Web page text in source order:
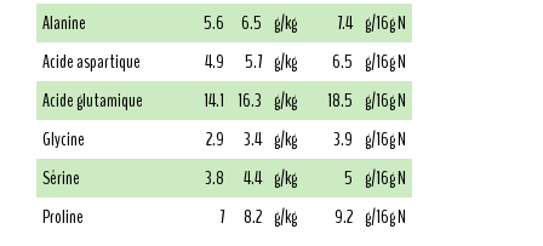
Alanine
5.6 6.5 g/kg 7.4 g/16g N
Acide aspartique
4.9 5.7 g/kg 6.5 g/16g N
Acide glutamique
14.1 16.3 g/kg 18.5 g/16g N
Glycine
2.9 3.4 g/kg 3.9 g/16g N
Sérine
3.8 4.4 g/kg 5 g/16g N
Proline
7 8.2 g/kg 9.2 g/16g N